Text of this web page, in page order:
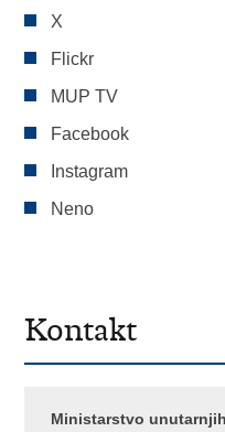
X
Flickr
MUP TV
Facebook
Instagram
Neno
Kontakt
Ministarstvo